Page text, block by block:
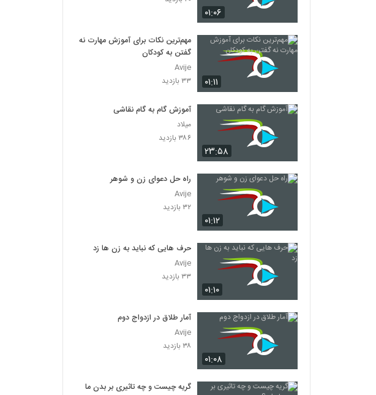
۰۱:۰۶
۰۱:۱۱
مهم‌ترین نکات برای آموزش مهارت نه
گفتن به کودکان
Avije
۳۳ بازدید
۲۳:۵۸
آموزش گام به گام نقاشی
میلاد
۳۸۶ بازدید
۰۱:۱۲
راه حل دعوای زن و شوهر
Avije
۳۲ بازدید
۰۱:۱۰
حرف هایی که نباید به زن ها زد
Avije
۳۳ بازدید
۰۱:۰۸
آمار طلاق در ازدواج دوم
Avije
۳۸ بازدید
گریه چیست و چه تاثیری بر بدن ما